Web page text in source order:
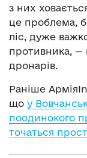
з них
це проблема,
ліс, дуже
противника, —
дронарів.
Раніше
що у
поодинокого
точаться